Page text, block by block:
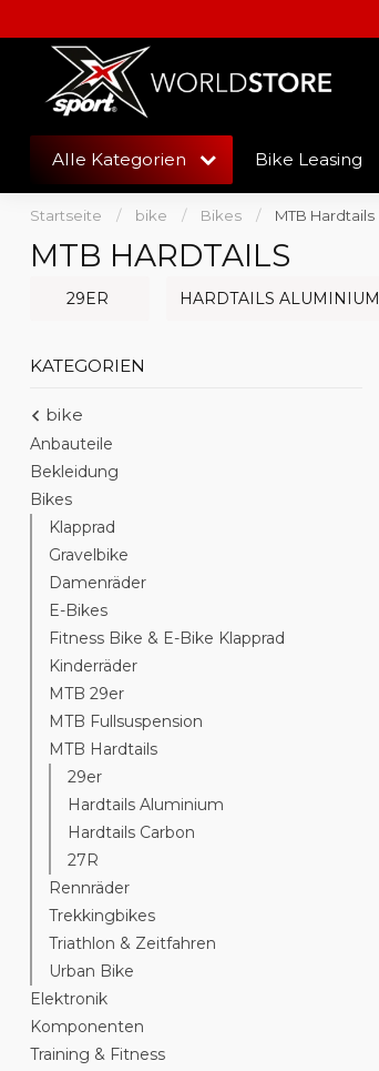
Alle Kategorien Bike Leasing
Startseite / bike / Bikes / MTB Hardtails
MTB HARDTAILS
29ER HARDTAILS ALUMINIUM
KATEGORIEN
bike
Anbauteile
Bekleidung
Bikes
Klapprad
Gravelbike
Damenräder
E-Bikes
Fitness Bike & E-Bike Klapprad
Kinderräder
MTB 29er
MTB Fullsuspension
MTB Hardtails
29er
Hardtails Aluminium
Hardtails Carbon
27R
Rennräder
Trekkingbikes
Triathlon & Zeitfahren
Urban Bike
Elektronik
Komponenten
Training & Fitness